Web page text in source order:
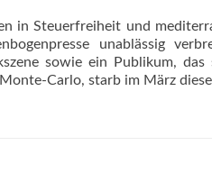
in Steuerfreiheit und
unablässig
sowie ein Publikum,
Carlo, starb im März